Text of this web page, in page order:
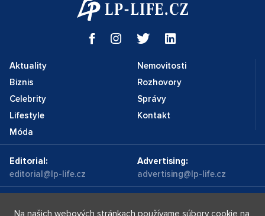
Aktuality
Biznis
Celebrity
Lifestyle
Móda
Nemovitosti
Rozhovory
Správy
Kontakt
Editorial:
editorial@lp-life.cz
Advertising:
advertising@lp-life.cz
Na našich webových stránkach používame súbory cookie na